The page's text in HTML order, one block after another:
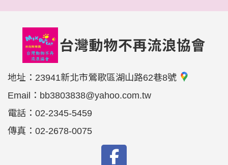
地址： 23941新北市鶯歌區湖山路62巷8號
Email： bb3803838@yahoo.com.tw
電話： 02-2345-5459
傳真： 02-2678-0075